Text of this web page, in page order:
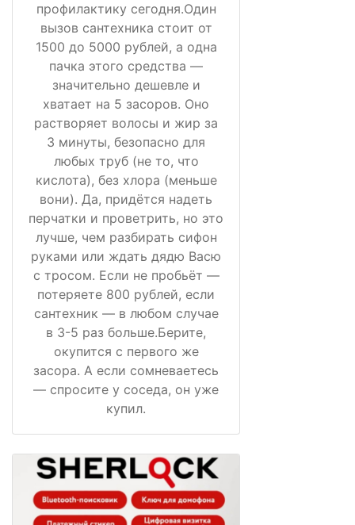
профилактику сегодня.Один
вызов сантехника стоит от
1500 до 5000 рублей, а одна
пачка этого средства —
значительно дешевле и
хватает на 5 засоров. Оно
растворяет волосы и жир за
3 минуты, безопасно для
любых труб (не то, что
кислота), без хлора (меньше
вони). Да, придётся надеть
перчатки и проветрить, но это
лучше, чем разбирать сифон
руками или ждать дядю Васю
с тросом. Если не пробьёт —
потеряете 800 рублей, если
сантехник — в любом случае
в 3-5 раз больше.Берите,
окупится с первого же
засора. А если сомневаетесь
— спросите у соседа, он уже
купил.